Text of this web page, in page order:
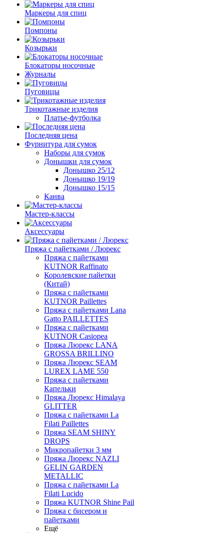
Маркеры для спиц
Помпоны
Козырьки
Блокаторы носочные
Журналы
Пуговицы
Трикотажные изделия
Платье-футболка
Последняя цена
Фурнитура для сумок
Наборы для сумок
Донышки для сумок
Донышко 25/12
Донышко 19/19
Донышко 15/15
Канва
Мастер-классы
Аксессуары
Пряжа с пайетками / Люрекс
Пряжа с пайетками
KUTNOR Raffinato
Королевские пайетки
(Китай)
Пряжа с пайетками
KUTNOR Paillettes
Пряжа с пайетками Lana
Gatto PAILLETTES
Пряжа с пайетками
KUTNOR Casiopea
Пряжа Люрекс LANA
GROSSA BRILLINO
Пряжа Люрекс SEAM
LUREX LAME 550
Пряжа с пайетками
Капельки
Пряжа Люрекс Himalaya
GLITTER
Пряжа с пайетками La
Filati Paillettes
Пряжа SEAM SHINY
DROPS
Микропайетки 3 мм
Пряжа Люрекс NAZLI
GELIN GARDEN
METALLIC
Пряжа с пайетками La
Filati Lucido
Пряжа KUTNOR Shine Pail
Пряжа с бисером и
пайетками
Ещё